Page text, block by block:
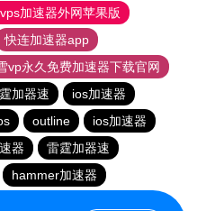
加速器外网苹果版
快连加速器app
vp永久免费加速器下载官网
加器速
ios加速器
outline
ios加速器
器
雷霆加器速
hammer加速器